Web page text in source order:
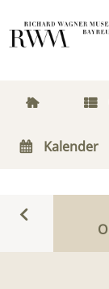
Kalender